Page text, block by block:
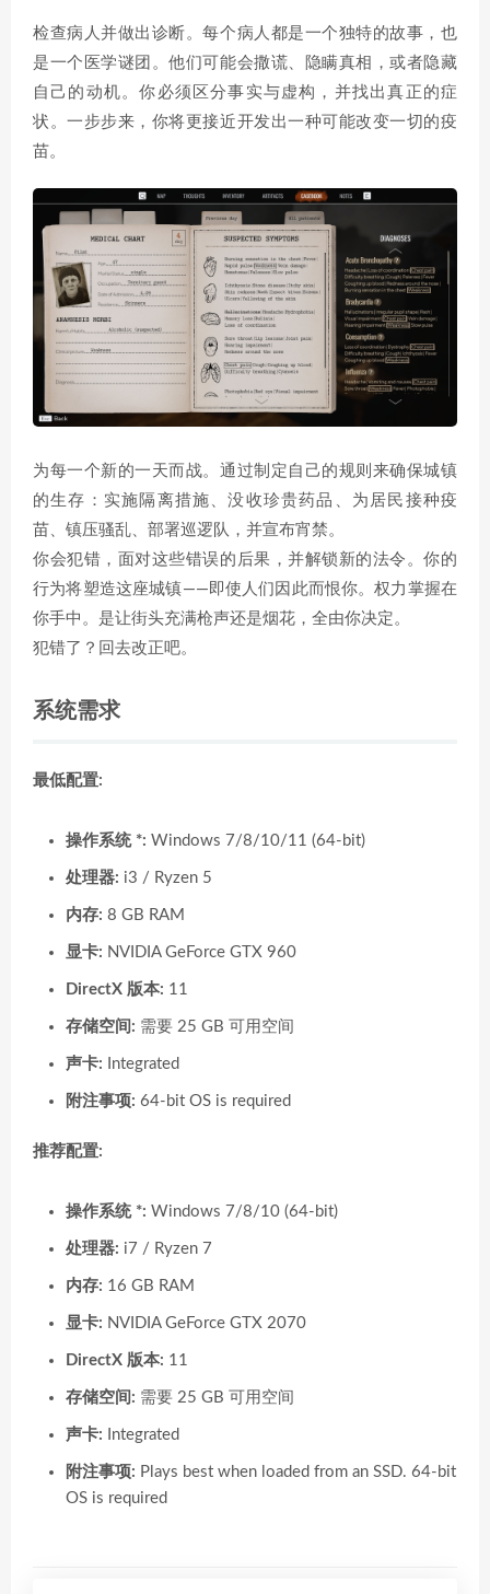
检查病人并做出诊断。每个病人都是一个独特的故事，也
是一个医学谜团。他们可能会撒谎、隐瞒真相，或者隐藏
自己的动机。你必须区分事实与虚构，并找出真正的症
状。一步步来，你将更接近开发出一种可能改变一切的疫
苗。
为每一个新的一天而战。通过制定自己的规则来确保城镇
的生存：实施隔离措施、没收珍贵药品、为居民接种疫
苗、镇压骚乱、部署巡逻队，并宣布宵禁。
你会犯错，面对这些错误的后果，并解锁新的法令。你的
行为将塑造这座城镇——即使人们因此而恨你。权力掌握在
你手中。是让街头充满枪声还是烟花，全由你决定。
犯错了？回去改正吧。
系统需求
最低配置:
操作系统 *: Windows 7/8/10/11 (64-bit)
处理器: i3 / Ryzen 5
内存: 8 GB RAM
显卡: NVIDIA GeForce GTX 960
DirectX 版本: 11
存储空间: 需要 25 GB 可用空间
声卡: Integrated
附注事项: 64-bit OS is required
推荐配置:
操作系统 *: Windows 7/8/10 (64-bit)
处理器: i7 / Ryzen 7
内存: 16 GB RAM
显卡: NVIDIA GeForce GTX 2070
DirectX 版本: 11
存储空间: 需要 25 GB 可用空间
声卡: Integrated
附注事项: Plays best when loaded from an SSD. 64-bit
OS is required